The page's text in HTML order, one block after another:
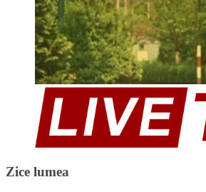
Zice lumea